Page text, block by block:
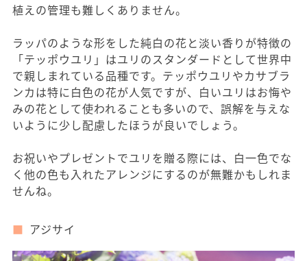
植えの管理も難しくありません。
ラッパのような形をした純白の花と淡い香りが特徴の
「テッポウユリ」はユリのスタンダードとして世界中
で親しまれている品種です。テッポウユリやカサブラ
ンカは特に白色の花が人気ですが、白いユリはお悔や
みの花として使われることも多いので、誤解を与えな
いように少し配慮したほうが良いでしょう。
お祝いやプレゼントでユリを贈る際には、白一色でな
く他の色も入れたアレンジにするのが無難かもしれま
せんね。
アジサイ